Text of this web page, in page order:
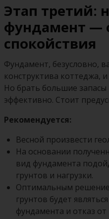
Этап третий:
фундамент —
спокойствия
Фундамент, безусловно,
конструктива коттеджа,
Но брать большие
эффективно. Стоит
Рекомендуется:
Весной произвести
На основании
вид фундамента
грунтов и нагрузки.
Оптимальным
грунтов будет
фундамента и отказ